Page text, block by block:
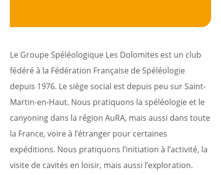
Le Groupe Spéléologique Les Dolomites est un club
fédéré à la Fédération Française de Spéléologie
depuis 1976. Le siège social est depuis peu sur Saint-
Martin-en-Haut. Nous pratiquons la spéléologie et le
canyoning dans la région AuRA, mais aussi dans toute
la France, voire à l’étranger pour certaines
expéditions. Nous pratiquons l’initiation à l’activité, la
visite de cavités en loisir, mais aussi l’exploration.